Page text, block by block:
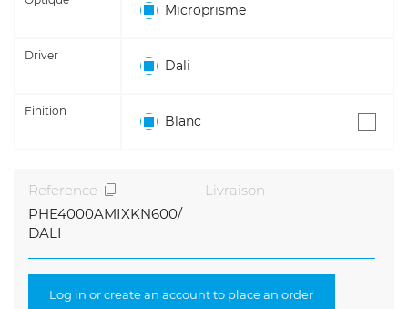
Microprisme
Driver
Dali
Finition
Blanc
Reference
PHE4000AMIXKN600/
DALI
Livraison
Log in or create an account to place an order